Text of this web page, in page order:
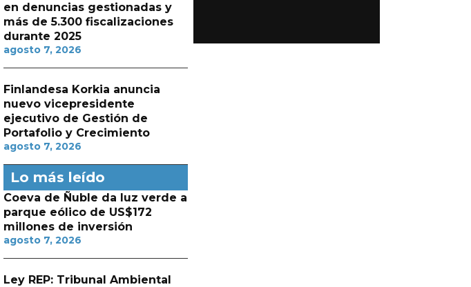
en denuncias gestionadas y
más de 5.300 fiscalizaciones
durante 2025
agosto 7, 2026
Finlandesa Korkia anuncia
nuevo vicepresidente
ejecutivo de Gestión de
Portafolio y Crecimiento
agosto 7, 2026
Lo más leído
Coeva de Ñuble da luz verde a
parque eólico de US$172
millones de inversión
agosto 7, 2026
Ley REP: Tribunal Ambiental